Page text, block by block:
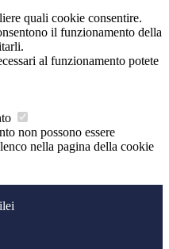
quali cookie consentire.
il funzionamento della
al funzionamento potete
non possono essere
nella pagina della cookie